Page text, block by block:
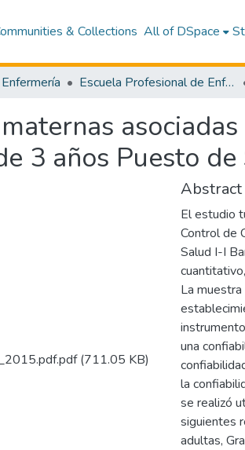
& Collections All of DSpace
Escuela Profesional de Enfermería
3 años Puesto
(711.05 KB)
Abstract
El estudio
Control de
Salud I-I
La
una
la
se realizó
siguientes
adultas,